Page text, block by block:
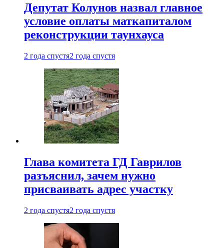
Депутат Колунов назвал главное
условие оплаты маткапиталом
реконструкции таунхауса
2 года спустя2 года спустя
Глава комитета ГД Гаврилов
разъяснил, зачем нужно
присваивать адрес участку
2 года спустя2 года спустя